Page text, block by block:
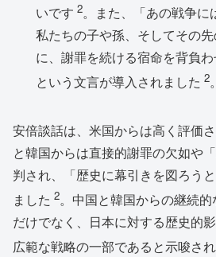
いです2。また、「あの戦争に
私たちの子や孫、そしてその
に、謝罪を続ける宿命を背負わ
という文言が導入されました2。
安倍談話は、米国からは高く評価
と韓国からは直接的謝罪の欠如や
判され、「歴史に幕引きを図ろう
ました 2。中国と韓国からの継続
だけでなく、日本に対する歴史的
広範な戦略の一部であると示唆さ